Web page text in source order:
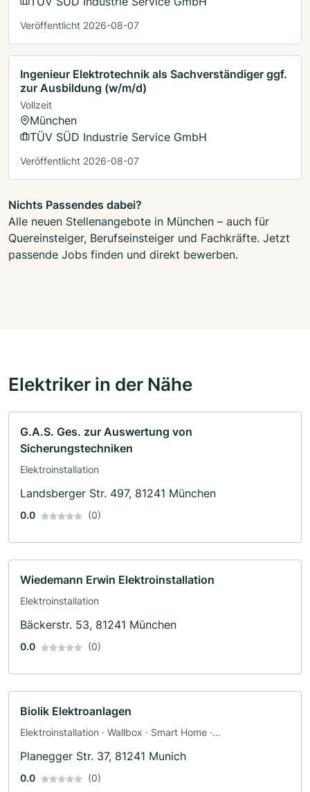
Veröffentlicht 2026-08-07
Ingenieur Elektrotechnik als Sachverständiger ggf.
zur Ausbildung (w/m/d)
Vollzeit
München
TÜV SÜD Industrie Service GmbH
Veröffentlicht 2026-08-07
Nichts Passendes dabei?
Alle neuen Stellenangebote in München – auch für
Quereinsteiger, Berufseinsteiger und Fachkräfte. Jetzt
passende Jobs finden und direkt bewerben.
Elektriker in der Nähe
G.A.S. Ges. zur Auswertung von
Sicherungstechniken
Elektroinstallation
Landsberger Str. 497, 81241 München
0.0 (0)
Wiedemann Erwin Elektroinstallation
Elektroinstallation
Bäckerstr. 53, 81241 München
0.0 (0)
Biolik Elektroanlagen
Elektroinstallation · Wallbox · Smart Home ·
Planegger Str. 37, 81241 Munich
0.0 (0)